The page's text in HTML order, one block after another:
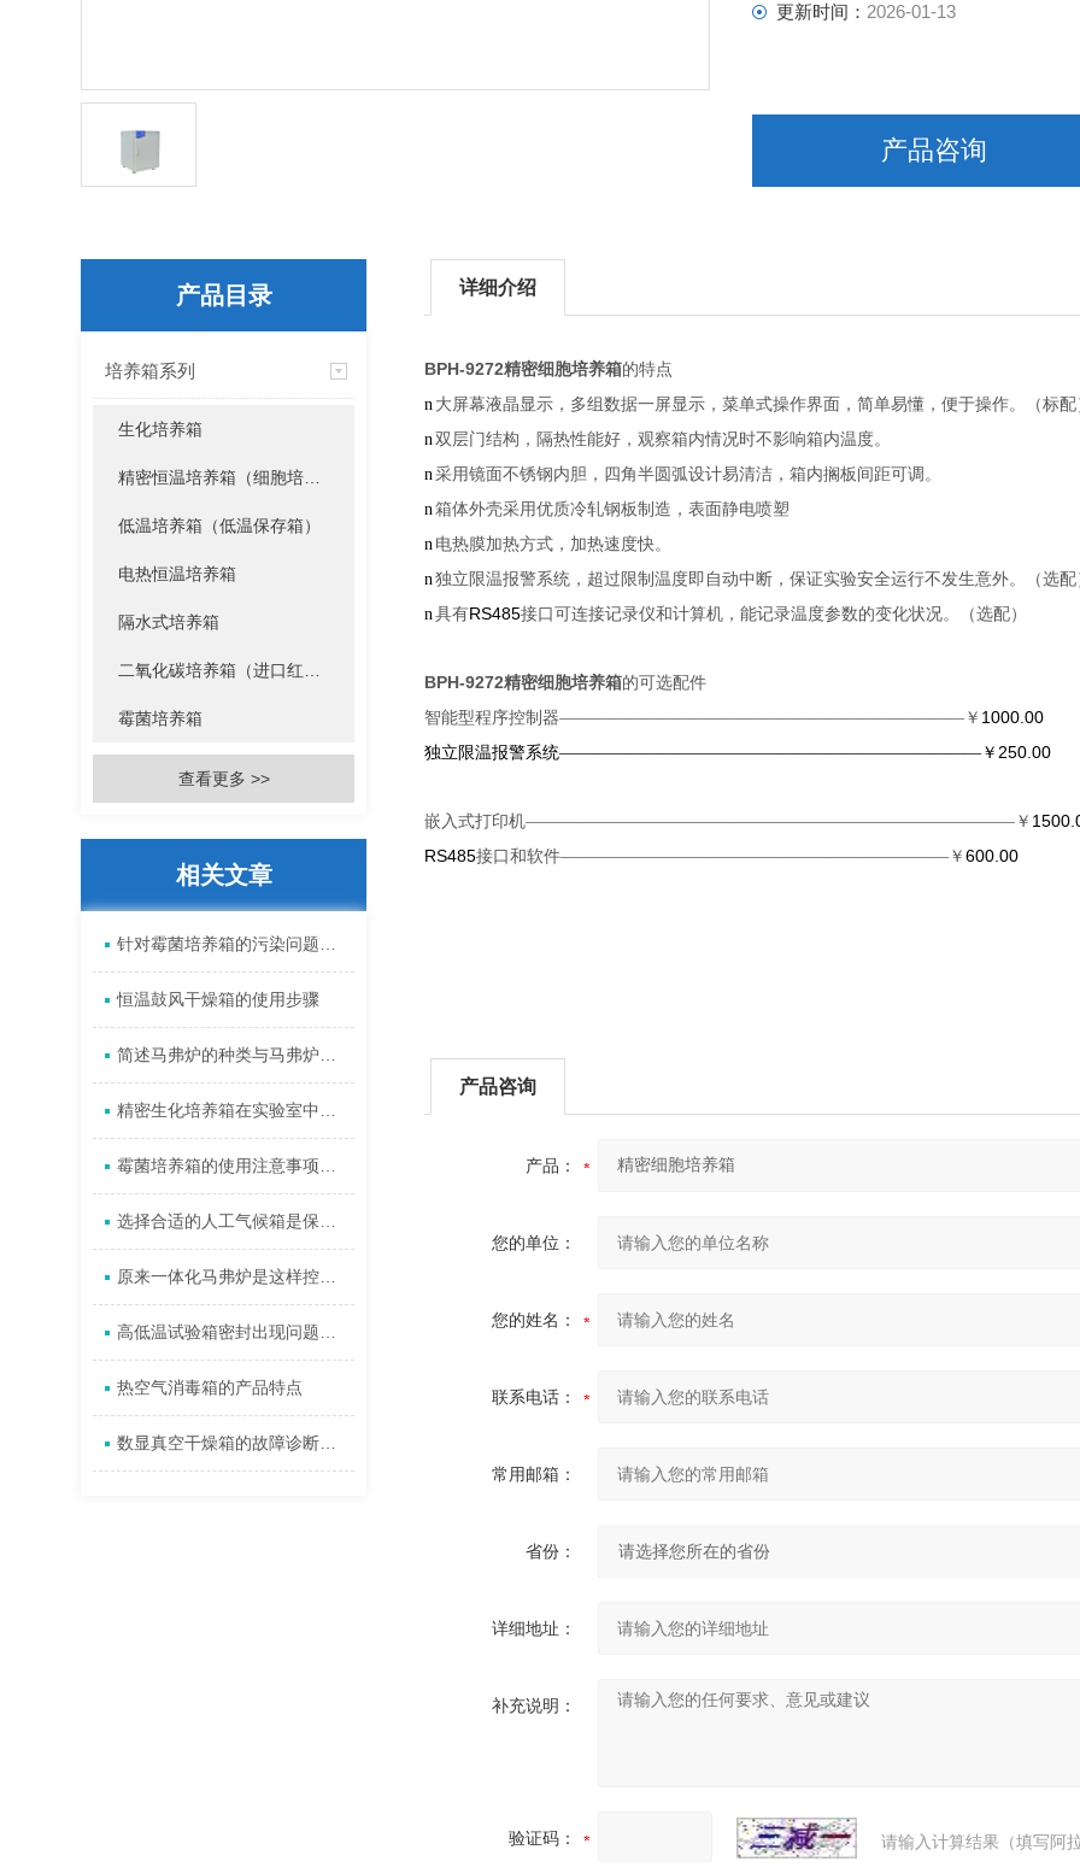
更新时间： 2026-01-13
产品咨询
产品目录
培养箱系列
生化培养箱
低温培养箱（低温保存箱）
电热恒温培养箱
隔水式培养箱
霉菌培养箱
查看更多 >>
相关文章
恒温鼓风干燥箱的使用步骤
热空气消毒箱的产品特点
详细介绍
BPH-9272精密细胞培养箱的特点
n 大屏幕液晶显示，多组数据一屏显示，菜单式操作界面，简单易懂，便于操作。（标配
n双层门结构，隔热性能好，观察箱内情况时不影响箱内温度。
n采用镜面不锈钢内胆，四角半圆弧设计易清洁，箱内搁板间距可调。
n箱体外壳采用优质冷轧钢板制造，表面静电喷塑
n 电热膜加热方式，加热速度快。
n独立限温报警系统，超过限制温度即自动中断，保证实验安全运行不发生意外。（选配
n具有RS485接口可连接记录仪和计算机，能记录温度参数的变化状况。（选配）
BPH-9272精密细胞培养箱的可选配件
智能型程序控制器————————————————————————￥ 1000.00
独立限温报警系统—————————————————————————￥ 250.00
嵌入式打印机—————————————————————————————￥
RS485接口和软件———————————————————————￥ 600.00
产品咨询
产品：
您的单位：
您的姓名：
联系电话：
常用邮箱：
省份：
详细地址：
补充说明：
验证码： 请输入计算结果（填写阿